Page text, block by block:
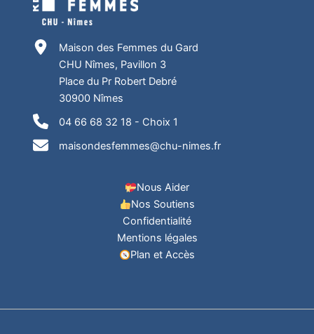
Maison des Femmes du Gard
CHU Nîmes, Pavillon 3
Place du Pr Robert Debré
30900 Nîmes
04 66 68 32 18 - Choix 1
maisondesfemmes@chu-nimes.fr
Nous Aider
Nos Soutiens
Confidentialité
Mentions légales
Plan et Accès